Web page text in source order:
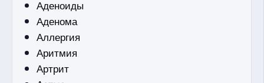
Аденоиды
Аденома
Аллергия
Аритмия
Артрит